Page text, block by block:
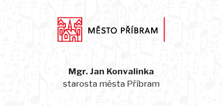
Mgr. Jan Konvalinka
starosta města Příbram